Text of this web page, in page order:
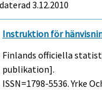
3.12.2010
Instruktion för
Finlands officiella
publikation].
ISSN=1798-5536.Yrke